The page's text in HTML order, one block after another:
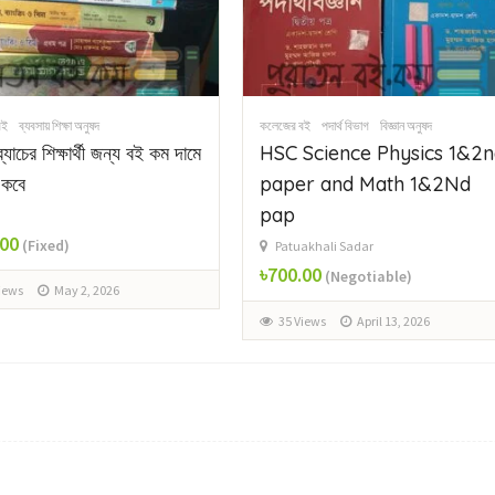
পদার্থ বিভাগ বিজ্ঞান অনুষদ
Physics 1&2nd
and Math 1&2Nd
Sadar
(Negotiable)
ইংরেজি বিভাগ কলা অনুষদ কলেজের বই
Hsc 2027 English guide
৳350.00